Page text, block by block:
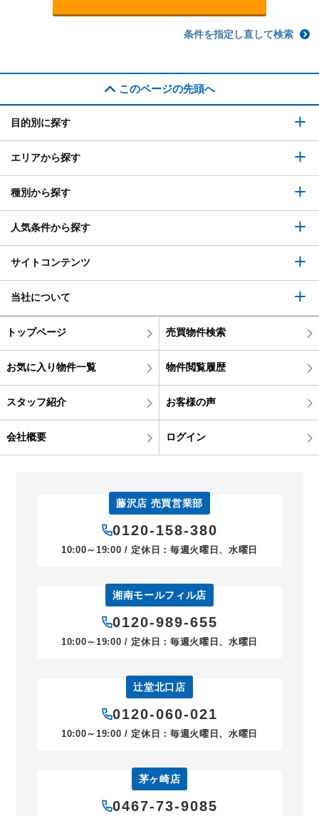
条件を指定し直して検索
このページの先頭へ
目的別に探す
エリアから探す
種別から探す
人気条件から探す
サイトコンテンツ
当社について
トップページ 売買物件検索
お気に入り物件一覧 物件閲覧履歴
スタッフ紹介 お客様の声
会社概要 ログイン
藤沢店 売買営業部
0120-158-380
10:00～19:00 / 定休日：毎週火曜日、水曜日
湘南モールフィル店
0120-989-655
10:00～19:00 / 定休日：毎週火曜日、水曜日
辻堂北口店
0120-060-021
10:00～19:00 / 定休日：毎週火曜日、水曜日
茅ヶ崎店
0467-73-9085